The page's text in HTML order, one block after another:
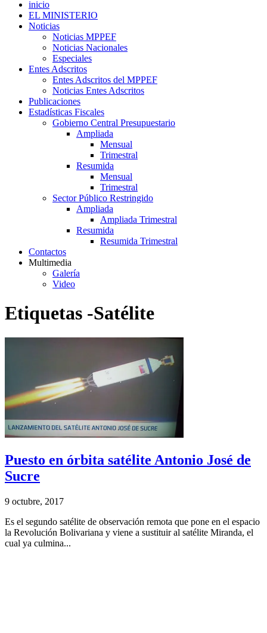
inicio
EL MINISTERIO
Noticias
Noticias MPPEF
Noticias Nacionales
Especiales
Entes Adscritos
Entes Adscritos del MPPEF
Noticias Entes Adscritos
Publicaciones
Estadísticas Fiscales
Gobierno Central Presupuestario
Ampliada
Mensual
Trimestral
Resumida
Mensual
Trimestral
Sector Público Restringido
Ampliada
Ampliada Trimestral
Resumida
Resumida Trimestral
Contactos
Multimedia
Galería
Video
Etiquetas -Satélite
Puesto en órbita satélite Antonio José de
Sucre
9 octubre, 2017
Es el segundo satélite de observación remota que pone en el espacio
la Revolución Bolivariana y viene a sustituir al satélite Miranda, el
cual ya culmina...